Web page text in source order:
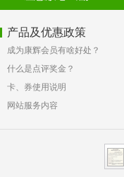
产品及优惠政策
成为康辉会员有啥好处？
什么是点评奖金？
卡、券使用说明
网站服务内容